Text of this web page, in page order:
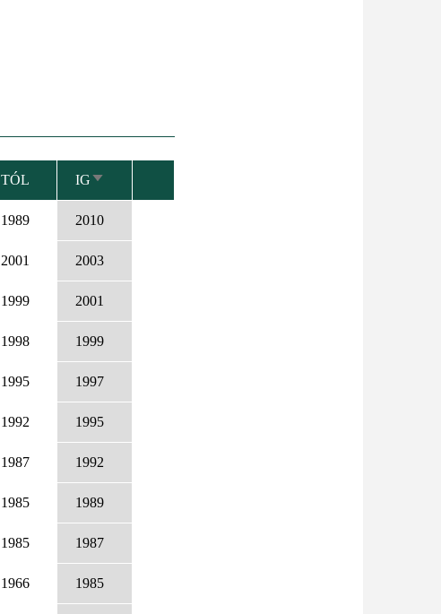
TÓL IGNÖVEKVŐ
RENDEZÉS
1989 2010
2001 2003
1999 2001
1998 1999
1995 1997
1992 1995
1987 1992
1985 1989
1985 1987
1966 1985